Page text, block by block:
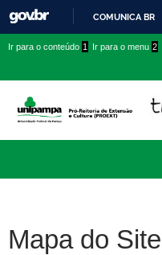
COMUNICA BR
conteúdo
menu
superior
Ir para o conteúdo 1 Ir para o menu 2
Mapa do Site